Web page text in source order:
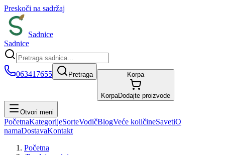
Preskoči na sadržaj
Sadnice
Sadnice
063417655 Pretraga Korpa
KorpaDodajte proizvode
Otvori meni
PočetnaKategorijeSorteVodičBlogVeće količineSavetiO
namaDostavaKontakt
Početna